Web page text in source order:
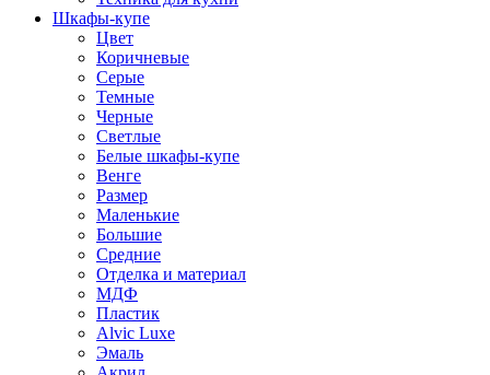
Шкафы-купе
Цвет
Коричневые
Серые
Темные
Черные
Светлые
Белые шкафы-купе
Венге
Размер
Маленькие
Большие
Средние
Отделка и материал
МДФ
Пластик
Alvic Luxe
Эмаль